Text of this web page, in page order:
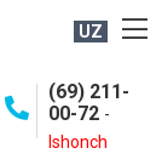
UZ
(69) 211-
00-72 -
Ishonch